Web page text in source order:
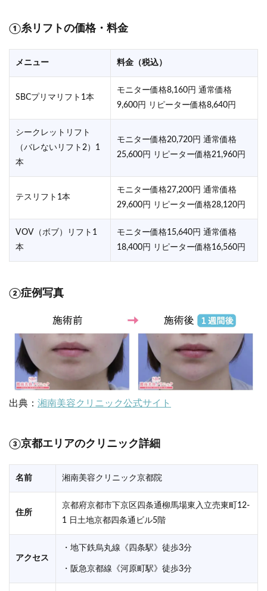
①糸リフトの価格・料金
メニュー 料金（税込）
SBCプリマリフト1本
モニター価格8,160円 通常価格
9,600円 リピーター価格8,640円
シークレットリフト
（バレないリフト2）1
本
モニター価格20,720円 通常価格
25,600円 リピーター価格21,960円
テスリフト1本
モニター価格27,200円 通常価格
29,600円 リピーター価格28,120円
VOV（ボブ）リフト1
本
モニター価格15,640円 通常価格
18,400円 リピーター価格16,560円
②症例写真
出典： 湘南美容クリニック公式サイト
③京都エリアのクリニック詳細
名前 湘南美容クリニック京都院
住所
京都府京都市下京区四条通柳馬場東入立売東町12-
1 日土地京都四条通ビル5階
アクセス
・地下鉄烏丸線《四条駅》徒歩3分
・阪急京都線《河原町駅》徒歩3分